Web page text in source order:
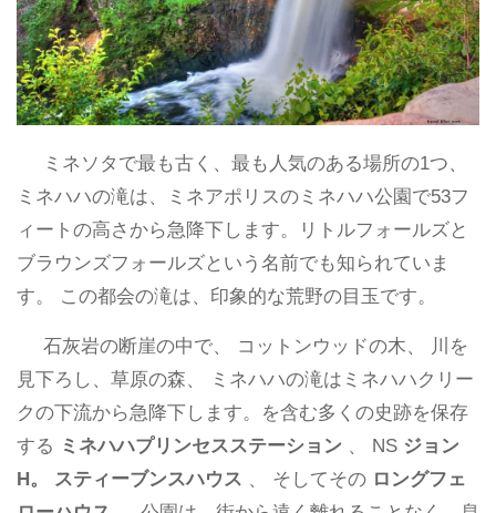
ミネソタで最も古く、最も人気のある場所の1つ、
ミネハハの滝は、ミネアポリスのミネハハ公園で53フ
ィートの高さから急降下します。リトルフォールズと
ブラウンズフォールズという名前でも知られていま
す。 この都会の滝は、印象的な荒野の目玉です。
石灰岩の断崖の中で、 コットンウッドの木、 川を
見下ろし、草原の森、 ミネハハの滝はミネハハクリー
クの下流から急降下します。を含む多くの史跡を保存
する ミネハハプリンセスステーション 、 NS ジョン
H。 スティーブンスハウス 、 そしてその ロングフェ